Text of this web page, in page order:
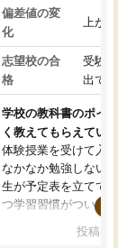
偏差値の変
化
上がった
志望校の合
格
受験して
出ていな
学校の教科書のポイント
く教えてもらえている
体験授業を受けて入塾し
なかなか勉強しない息子
生が予定表を立ててくれ
つ学習習慣がついてきま
指導が無い日も予定表
投稿日：